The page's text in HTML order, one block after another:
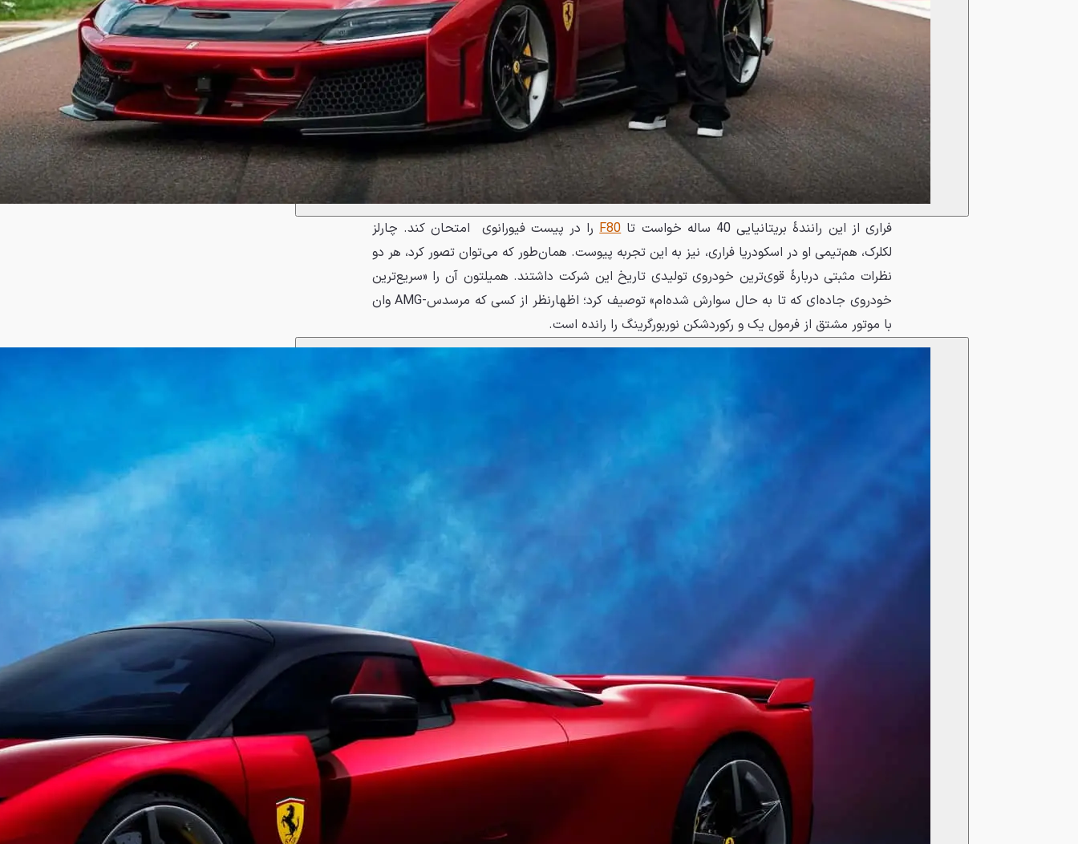
فراری از این رانندۀ بریتانیایی 40 ساله خواست تا F80را در پیست فیورانوی امتحان کند. چارلز
لکلرک، هم‌تیمی او در اسکودریا فراری، نیز به این تجربه پیوست. همان‌طور که می‌توان تصور کرد، هر دو
نظرات مثبتی دربارۀ قوی‌ترین خودروی تولیدی تاریخ این شرکت داشتند. همیلتون آن را «سریع‌ترین
خودروی جاده‌ای که تا به حال سوارش شده‌ام» توصیف کرد؛ اظهارنظر از کسی که مرسدس-AMG وان
با موتور مشتق از فرمول یک و رکوردشکن نوربورگرینگ را رانده است.